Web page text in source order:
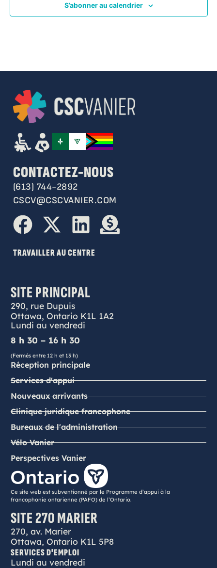
S’abonner au calendrier
CONTACTEZ-NOUS
(613) 744-2892
CSCV@CSCVANIER.COM
TRAVAILLER AU CENTRE
SITE PRINCIPAL
290, rue Dupuis
Ottawa, Ontario K1L 1A2
Lundi au vendredi
8 h 30 – 16 h 30
(Fermés entre 12 h et 13 h)
Réception principale
Services d'appui
Nouveaux arrivants
Clinique juridique francophone
Bureaux de l'administration
Vélo Vanier
Perspectives Vanier
Ce site web est subventionné par le Programme d’appui à la
francophonie ontarienne (PAFO) de l’Ontario.
SITE 270 MARIER
270, av. Marier
Ottawa, Ontario K1L 5P8
SERVICES D'EMPLOI
Lundi au vendredi